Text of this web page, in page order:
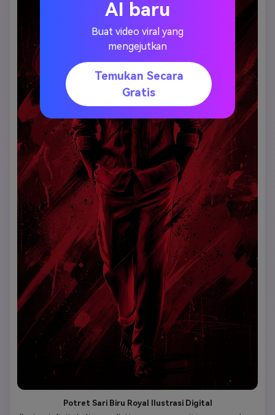
Potret Sari Biru Royal Ilustrasi Digital
AI baru
Buat video viral yang
mengejutkan
Temukan Secara
Gratis